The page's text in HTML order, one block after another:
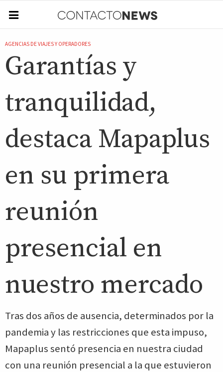
AGENCIAS DE VIAJES Y OPERADORES
Garantías y
tranquilidad,
destaca Mapaplus
en su primera
reunión
presencial en
nuestro mercado
Tras dos años de ausencia, determinados por la
pandemia y las restricciones que esta impuso,
Mapaplus sentó presencia en nuestra ciudad
con una reunión presencial a la que estuvieron